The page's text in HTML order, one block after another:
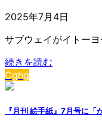
2025年7月4日
サブウェイがイトー
続きを読む
Cghg
『月刊 絵手紙』7月号に